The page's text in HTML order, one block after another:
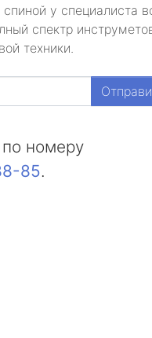
у специалиста
спектр
техники.
номеру
85.